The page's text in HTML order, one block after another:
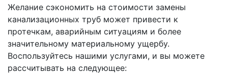
Желание сэкономить на стоимости замены
канализационных труб может привести к
протечкам, аварийным ситуациям и более
значительному материальному ущербу.
Воспользуйтесь нашими услугами, и вы можете
рассчитывать на следующее: